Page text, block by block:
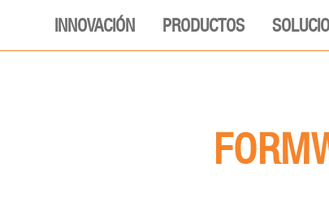
INNOVACIÓN PRODUCTOS